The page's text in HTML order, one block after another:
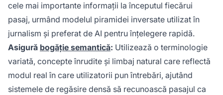
cele mai importante informații la începutul fiecărui
pasaj, urmând modelul piramidei inversate utilizat în
jurnalism și preferat de AI pentru înțelegere rapidă.
Asigură bogăție semantică: Utilizează o terminologie
variată, concepte înrudite și limbaj natural care reflectă
modul real în care utilizatorii pun întrebări, ajutând
sistemele de regăsire densă să recunoască pasajul ca